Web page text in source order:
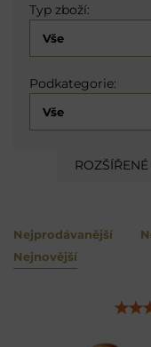
Typ zboží:
Podkategorie:
Nejprodávanější
Nejnovější